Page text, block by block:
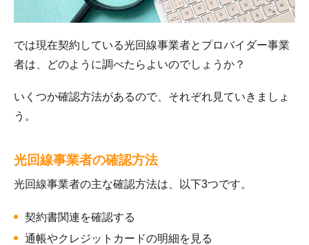
では現在契約している光回線事業者とプロバイダー事業
者は、どのように調べたらよいのでしょうか？
いくつか確認方法があるので、それぞれ見ていきましょ
う。
光回線事業者の確認方法
光回線事業者の主な確認方法は、以下3つです。
契約書関連を確認する
通帳やクレジットカードの明細を見る